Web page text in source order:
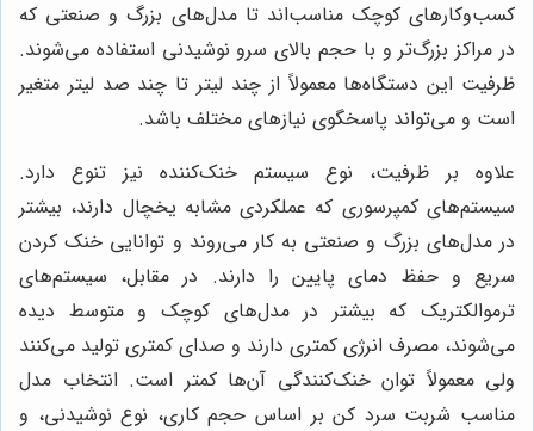
کسب‌وکارهای کوچک مناسب‌اند تا مدل‌های بزرگ و صنعتی که
در مراکز بزرگ‌تر و با حجم بالای سرو نوشیدنی استفاده می‌شوند.
ظرفیت این دستگاه‌ها معمولاً از چند لیتر تا چند صد لیتر متغیر
است و می‌تواند پاسخگوی نیازهای مختلف باشد.
علاوه بر ظرفیت، نوع سیستم خنک‌کننده نیز تنوع دارد.
سیستم‌های کمپرسوری که عملکردی مشابه یخچال دارند، بیشتر
در مدل‌های بزرگ و صنعتی به کار می‌روند و توانایی خنک کردن
سریع و حفظ دمای پایین را دارند. در مقابل، سیستم‌های
ترموالکتریک که بیشتر در مدل‌های کوچک و متوسط دیده
می‌شوند، مصرف انرژی کمتری دارند و صدای کمتری تولید می‌کنند
ولی معمولاً توان خنک‌کنندگی آن‌ها کمتر است. انتخاب مدل
مناسب شربت سرد کن بر اساس حجم کاری، نوع نوشیدنی، و